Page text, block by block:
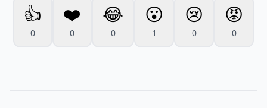
👍
0
❤️
0
😂
0
😮
1
😢
0
😡
0